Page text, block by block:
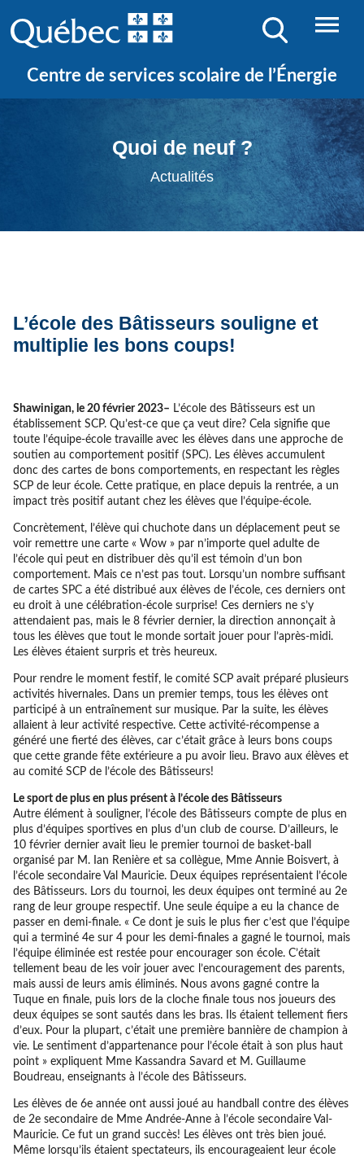
Centre de services scolaire de l’Énergie
Quoi de neuf ?
Actualités
L’école des Bâtisseurs souligne et
multiplie les bons coups!
Shawinigan, le 20 février 2023– L’école des Bâtisseurs est un
établissement SCP. Qu’est-ce que ça veut dire? Cela signifie que
toute l’équipe-école travaille avec les élèves dans une approche de
soutien au comportement positif (SPC). Les élèves accumulent
donc des cartes de bons comportements, en respectant les règles
SCP de leur école. Cette pratique, en place depuis la rentrée, a un
impact très positif autant chez les élèves que l’équipe-école.
Concrètement, l’élève qui chuchote dans un déplacement peut se
voir remettre une carte « Wow » par n’importe quel adulte de
l’école qui peut en distribuer dès qu’il est témoin d’un bon
comportement. Mais ce n’est pas tout. Lorsqu’un nombre suffisant
de cartes SPC a été distribué aux élèves de l’école, ces derniers ont
eu droit à une célébration-école surprise! Ces derniers ne s’y
attendaient pas, mais le 8 février dernier, la direction annonçait à
tous les élèves que tout le monde sortait jouer pour l’après-midi.
Les élèves étaient surpris et très heureux.
Pour rendre le moment festif, le comité SCP avait préparé plusieurs
activités hivernales. Dans un premier temps, tous les élèves ont
participé à un entraînement sur musique. Par la suite, les élèves
allaient à leur activité respective. Cette activité-récompense a
généré une fierté des élèves, car c’était grâce à leurs bons coups
que cette grande fête extérieure a pu avoir lieu. Bravo aux élèves et
au comité SCP de l’école des Bâtisseurs!
Le sport de plus en plus présent à l’école des Bâtisseurs
Autre élément à souligner, l’école des Bâtisseurs compte de plus en
plus d’équipes sportives en plus d’un club de course. D’ailleurs, le
10 février dernier avait lieu le premier tournoi de basket-ball
organisé par M. Ian Renière et sa collègue, Mme Annie Boisvert, à
l’école secondaire Val Mauricie. Deux équipes représentaient l’école
des Bâtisseurs. Lors du tournoi, les deux équipes ont terminé au 2e
rang de leur groupe respectif. Une seule équipe a eu la chance de
passer en demi-finale. « Ce dont je suis le plus fier c’est que l’équipe
qui a terminé 4e sur 4 pour les demi-finales a gagné le tournoi, mais
l’équipe éliminée est restée pour encourager son école. C’était
tellement beau de les voir jouer avec l’encouragement des parents,
mais aussi de leurs amis éliminés. Nous avons gagné contre la
Tuque en finale, puis lors de la cloche finale tous nos joueurs des
deux équipes se sont sautés dans les bras. Ils étaient tellement fiers
d’eux. Pour la plupart, c’était une première bannière de champion à
vie. Le sentiment d’appartenance pour l’école était à son plus haut
point » expliquent Mme Kassandra Savard et M. Guillaume
Boudreau, enseignants à l’école des Bâtisseurs.
Les élèves de 6e année ont aussi joué au handball contre des élèves
de 2e secondaire de Mme Andrée-Anne à l’école secondaire Val-
Mauricie. Ce fut un grand succès! Les élèves ont très bien joué.
Même lorsqu’ils étaient spectateurs, ils encourageaient leur école